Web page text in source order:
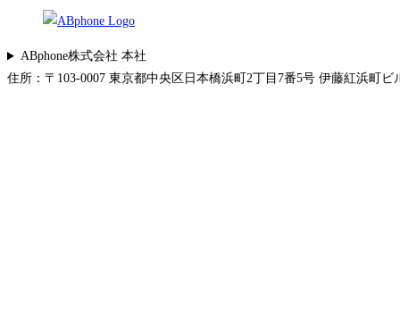
ABphone株式会社 本社
住所：〒103-0007 東京都中央区日本橋浜町2丁目7番5号 伊藤紅浜町